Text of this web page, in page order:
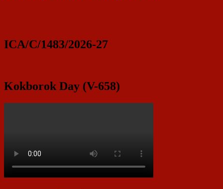
ICA/C/1483/2026-27
Kokborok Day (V-658)